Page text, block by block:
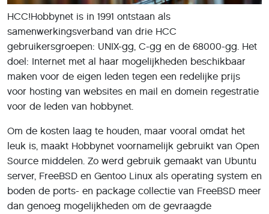
HCC!Hobbynet is in 1991 ontstaan als
samenwerkingsverband van drie HCC
gebruikersgroepen: UNIX-gg, C-gg en de 68000-gg. Het
doel: Internet met al haar mogelijkheden beschikbaar
maken voor de eigen leden tegen een redelijke prijs
voor hosting van websites en mail en domein regestratie
voor de leden van hobbynet.
Om de kosten laag te houden, maar vooral omdat het
leuk is, maakt Hobbynet voornamelijk gebruikt van Open
Source middelen. Zo werd gebruik gemaakt van Ubuntu
server, FreeBSD en Gentoo Linux als operating system en
boden de ports- en package collectie van FreeBSD meer
dan genoeg mogelijkheden om de gevraagde